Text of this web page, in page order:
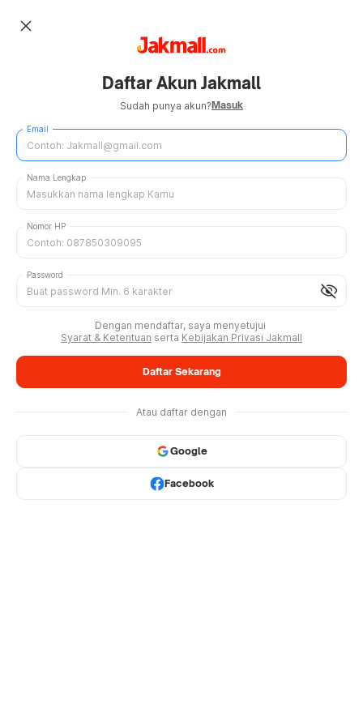
close
Daftar Akun Jakmall
Sudah punya akun?Masuk
Email
Nama Lengkap
Nomor HP
visibility_off
Password
Dengan mendaftar, saya menyetujui
Syarat & Ketentuan serta Kebijakan Privasi Jakmall
Daftar Sekarang
Atau daftar dengan
Google
Facebook